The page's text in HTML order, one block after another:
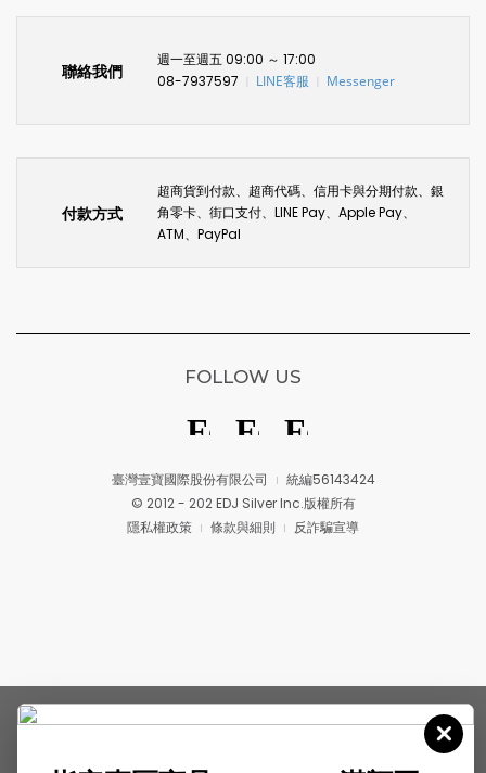
聯絡我們
週一至週五 09:00 ～ 17:00
08-7937597
LINE客服 Messenger
付款方式
超商貨到付款、超商代碼、信用卡與分期付款、銀
角零卡、街口支付、LINE Pay、Apple Pay、
ATM、PayPal
臺灣壹寶國際股份有限公司
統編56143424
© 2012 - 202 EDJ Silver Inc.版權所有
隱私權政策
條款與細則 反詐騙宣導
FOLLOW US